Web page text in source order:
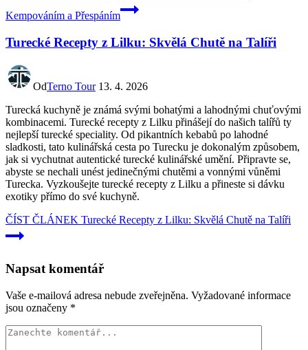
Kempováním a Přespáním
Turecké Recepty z Lilku: Skvělá Chutě na Talíři
OdTerno Tour 13. 4. 2026
Turecká kuchyně je známá svými bohatými a lahodnými chuťovými
kombinacemi. Turecké recepty z Lilku přinášejí do našich talířů ty
nejlepší turecké speciality. Od pikantních kebabů po lahodné
sladkosti, tato kulinářská cesta po Turecku je dokonalým způsobem,
jak si vychutnat autentické turecké kulinářské umění. Připravte se,
abyste se nechali unést jedinečnými chutěmi a vonnými vůněmi
Turecka. Vyzkoušejte turecké recepty z Lilku a přineste si dávku
exotiky přímo do své kuchyně.
ČÍST ČLÁNEK Turecké Recepty z Lilku: Skvělá Chutě na Talíři
Napsat komentář
Vaše e-mailová adresa nebude zveřejněna. Vyžadované informace
jsou označeny *